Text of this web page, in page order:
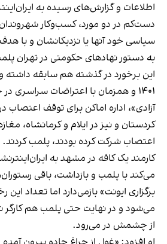
اطلاعات و گزارش‌های رسیده به
دست‌کم در دو مورد، کسب‌وکار
سیاسی خود آنها یا نزدیکانشان و با هدف
به دستور نهادهای حکومتی در تهران
این برخورد در گذشته هم سابقه داشته
۱۴۰۱ و همزمان با اعتراضات سراسری
آزادی»، اداره اماکن برای توقف
کردستان و نیز در ایلام و کرمانشاه،
اعتصاب شرکت کرده بودند، پلمب کردند.
کارمند یک کافه در مشهد به
می‌کند با پلمب و بازداشت، باقی
برگزاری ایونت» بازمی‌دارد اما تعداد این
می‌شود و در نهایت حتی پلمب هم
از چشمش در می‌رود.